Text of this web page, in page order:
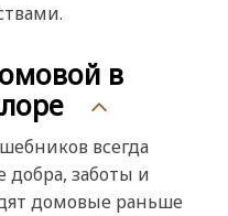
в
всегда
добра, заботы и
домовые раньше